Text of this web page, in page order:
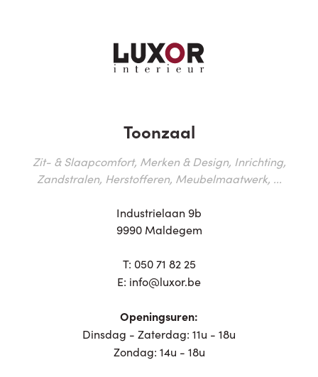
Toonzaal
Zit- & Slaapcomfort, Merken & Design, Inrichting,
Zandstralen, Herstofferen, Meubelmaatwerk, ...
Industrielaan 9b
9990 Maldegem
T: 050 71 82 25
E: info@luxor.be
Openingsuren:
Dinsdag - Zaterdag: 11u - 18u
Zondag: 14u - 18u